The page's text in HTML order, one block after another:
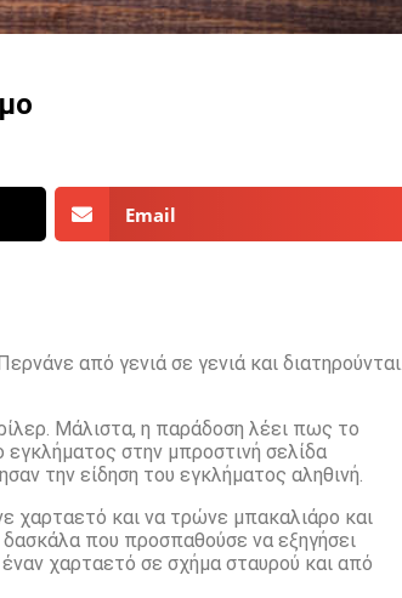
Email
από γενιά σε γενιά και
Μάλιστα, η παράδοση λέει πως το
εγκλήματος στην μπροστινή σελίδα
την είδηση του εγκλήματος αληθινή.
χαρταετό και να τρώνε μπακαλιάρο και
που προσπαθούσε να εξηγήσει
χαρταετό σε σχήμα σταυρού και από